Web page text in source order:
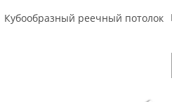
Кубообразный реечный потолок